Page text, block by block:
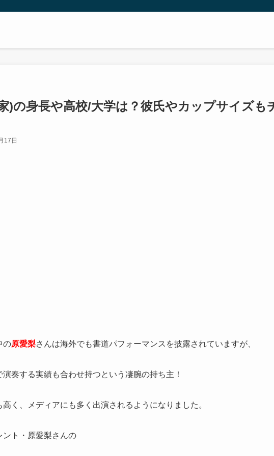
)の身長や高校/大学は？彼氏やカップサイズも
17日
の原愛梨さんは海外でも書道パフォーマンスを披露されていますが、
奏する実績も合わせ持つという凄腕の持ち主！
く、メディアにも多く出演されるようになりました。
ント・原愛梨さんの